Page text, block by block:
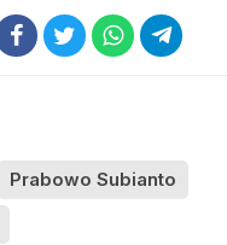
Prabowo Subianto